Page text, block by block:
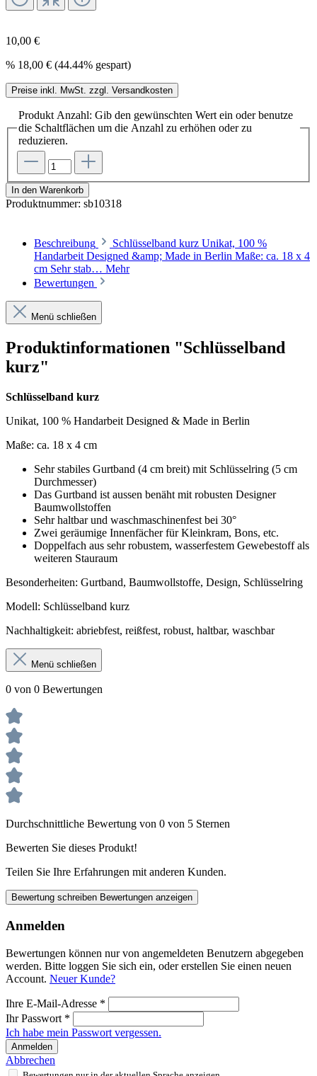
10,00 €
% 18,00 € (44.44% gespart)
Preise inkl. MwSt. zzgl. Versandkosten
Produkt Anzahl: Gib den gewünschten Wert ein oder benutze
die Schaltflächen um die Anzahl zu erhöhen oder zu
reduzieren.
In den Warenkorb
Produktnummer: sb10318
Beschreibung
Schlüsselband kurz Unikat, 100 %
Handarbeit Designed &amp; Made in Berlin Maße: ca. 18 x 4
cm Sehr stab… Mehr
Bewertungen
Menü schließen
Produktinformationen "Schlüsselband
kurz"
Schlüsselband kurz
Unikat, 100 % Handarbeit Designed & Made in Berlin
Maße: ca. 18 x 4 cm
Sehr stabiles Gurtband (4 cm breit) mit Schlüsselring (5 cm
Durchmesser)
Das Gurtband ist aussen benäht mit robusten Designer
Baumwollstoffen
Sehr haltbar und waschmaschinenfest bei 30°
Zwei geräumige Innenfächer für Kleinkram, Bons, etc.
Doppelfach aus sehr robustem, wasserfestem Gewebestoff als
weiteren Stauraum
Besonderheiten: Gurtband, Baumwollstoffe, Design, Schlüsselring
Modell: Schlüsselband kurz
Nachhaltigkeit: abriebfest, reißfest, robust, haltbar, waschbar
Menü schließen
0 von 0 Bewertungen
Durchschnittliche Bewertung von 0 von 5 Sternen
Bewerten Sie dieses Produkt!
Teilen Sie Ihre Erfahrungen mit anderen Kunden.
Bewertung schreiben Bewertungen anzeigen
Anmelden
Bewertungen können nur von angemeldeten Benutzern abgegeben
werden. Bitte loggen Sie sich ein, oder erstellen Sie einen neuen
Account. Neuer Kunde?
Ihre E-Mail-Adresse *
Ihr Passwort *
Ich habe mein Passwort vergessen.
Anmelden
Abbrechen